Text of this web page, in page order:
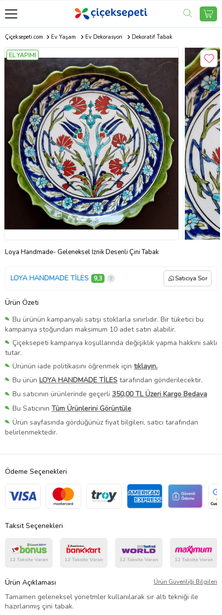
Çiçeksepeti.com Ev Yaşam Ev Dekorasyon Dekoratif Tabak
EL YAPIMI
Loya Handmade- Geleneksel İznik Desenli Çini Tabak
LOYA HANDMADE TİLES 9,3 Satıcıya Sor
Ürün Özeti
Bu ürünün kampanyalı satışı stoklarla sınırlıdır. Bir tüketici bu
kampanya stoğundan maksimum 10 adet satın alabilir.
Çiçeksepeti kampanya koşullarında değişiklik yapma hakkını saklı
tutar.
Ürünün iade politikasını öğrenmek için tıklayın.
Bu ürün LOYA HANDMADE TİLES tarafından gönderilecektir.
Bu satıcının ürünlerinde geçerli 350,00 TL Üzeri Kargo Bedava
Bu Satıcının Tüm Ürünlerini Görüntüle
Ürün sayfasında gördüğünüz fiyat bilgileri, satıcı tarafından
belirlenmektedir.
Ödeme Seçenekleri
Taksit Seçenekleri
Ürün Açıklaması Ürün Güvenliği Bilgileri
Tamamen geleneksel yönetmler kullanılarak sır altı tekniği ile
hazırlanmış çini tabak.